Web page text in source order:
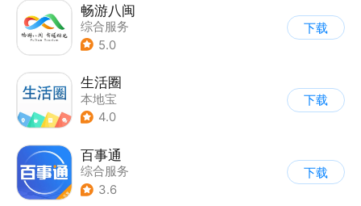
畅游八闽
综合服务
5.0
下载
生活圈
本地宝
4.0
下载
百事通
综合服务
3.6
下载